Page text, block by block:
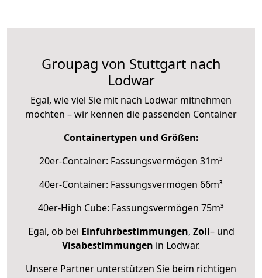
Groupag von Stuttgart nach
Lodwar
Egal, wie viel Sie mit nach Lodwar mitnehmen
möchten – wir kennen die passenden Container
Containertypen und Größen:
20er-Container: Fassungsvermögen 31m³
40er-Container: Fassungsvermögen 66m³
40er-High Cube: Fassungsvermögen 75m³
Egal, ob bei Einfuhrbestimmungen, Zoll– und
Visabestimmungen in Lodwar.
Unsere Partner unterstützen Sie beim richtigen